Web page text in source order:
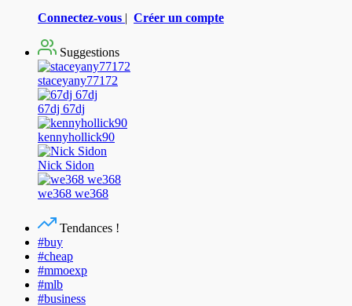
Connectez-vous | Créer un compte
Suggestions
staceyany77172
67dj 67dj
kennyhollick90
Nick Sidon
we368 we368
Tendances !
#buy
#cheap
#mmoexp
#mlb
#business